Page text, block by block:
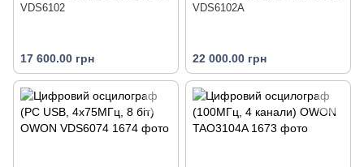
VDS6102
17 600.00 грн
VDS6102A
22 000.00 грн